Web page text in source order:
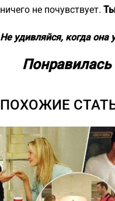
ничего не почувствует.
Не удивляйся, когда она
Понравилась
ПОХОЖИЕ